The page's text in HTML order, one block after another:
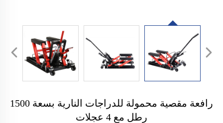
رافعة مقصية محمولة للدراجات النارية بسعة 1500
رطل مع 4 عجلات